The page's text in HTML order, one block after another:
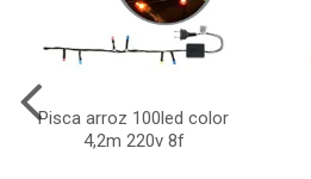
Pisca arroz 100led color
4,2m 220v 8f